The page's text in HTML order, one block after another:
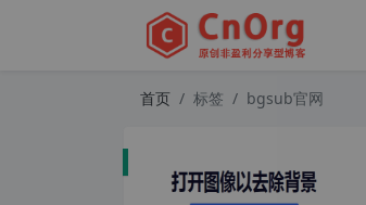
首页 标签 bgsub官网